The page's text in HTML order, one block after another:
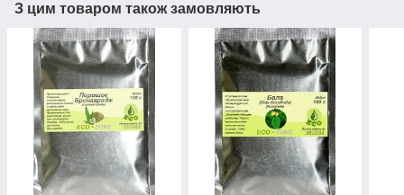
З цим товаром також замовляють